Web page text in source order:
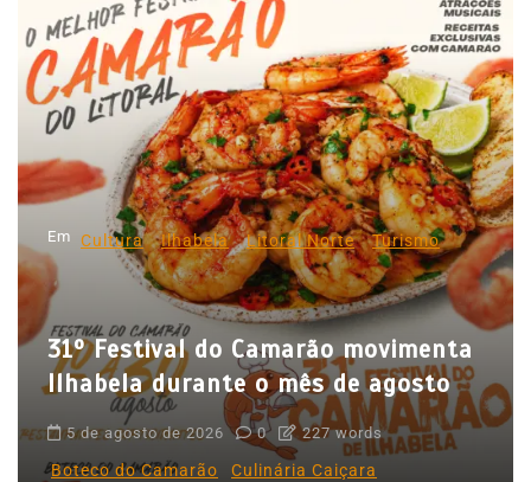
g
a
ç
o
d
e
P
s
Em Cultura Ilhabela Litoral Norte Turismo
31º Festival do Camarão movimenta
Ilhabela durante o mês de agosto
5 de agosto de 2026 0 227 words
Boteco do Camarão
Culinária Caiçara